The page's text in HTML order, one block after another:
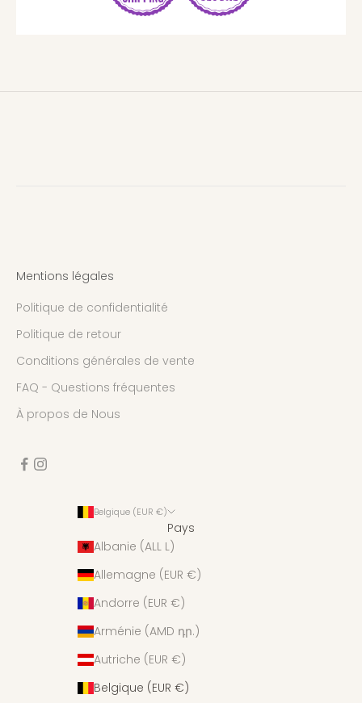
Mentions légales
Politique de confidentialité
Politique de retour
Conditions générales de vente
FAQ - Questions fréquentes
À propos de Nous
Belgique (EUR €)
Pays
Albanie (ALL L)
Allemagne (EUR €)
Andorre (EUR €)
Arménie (AMD դր.)
Autriche (EUR €)
Belgique (EUR €)